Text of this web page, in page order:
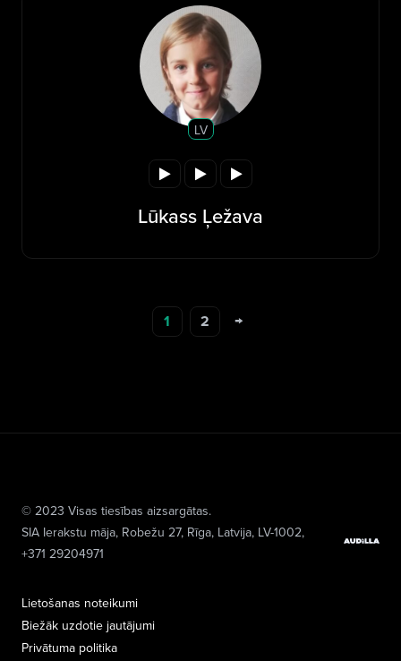
LV
Lūkass Ļežava
1 2 →
Lietošanas noteikumi
Biežāk uzdotie jautājumi
Privātuma politika
© 2023 Visas tiesības aizsargātas.
SIA Ierakstu māja, Robežu 27, Rīga, Latvija, LV-1002,
+371 29204971